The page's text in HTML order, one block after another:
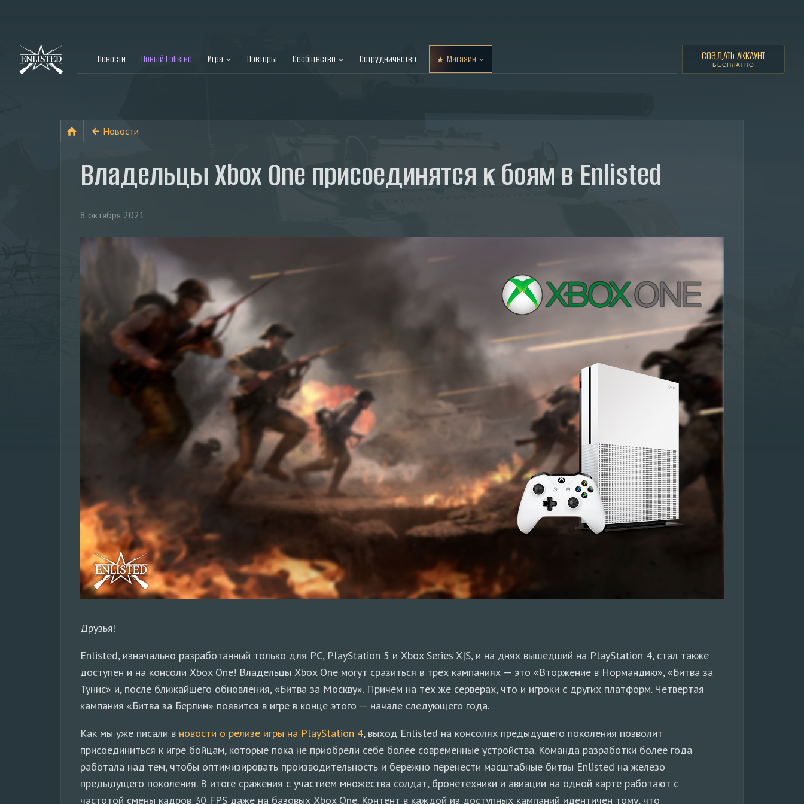
Новости Новый Enlisted Игра Повторы Сообщество Сотрудничество Магазин СОЗДАТЬ АККАУНТ
БЕСПЛАТНО
Новости
Владельцы Xbox One присоединятся к боям в Enlisted
8 октября 2021
Друзья!
Enlisted, изначально разработанный только для PC, PlayStation 5 и Xbox Series X|S, и на днях вышедший на PlayStation 4, стал также
доступен и на консоли Xbox One! Владельцы Xbox One могут сразиться в трёх кампаниях — это «Вторжение в Нормандию», «Битва за
Тунис» и, после ближайшего обновления, «Битва за Москву». Причём на тех же серверах, что и игроки с других платформ. Четвёртая
кампания «Битва за Берлин» появится в игре в конце этого — начале следующего года.
Как мы уже писали в новости о релизе игры на PlayStation 4, выход Enlisted на консолях предыдущего поколения позволит
присоединиться к игре бойцам, которые пока не приобрели себе более современные устройства. Команда разработки более года
работала над тем, чтобы оптимизировать производительность и бережно перенести масштабные битвы Enlisted на железо
предыдущего поколения. В итоге сражения с участием множества солдат, бронетехники и авиации на одной карте работают с
частотой смены кадров 30 FPS даже на базовых Xbox One. Контент в каждой из доступных кампаний идентичен тому, что